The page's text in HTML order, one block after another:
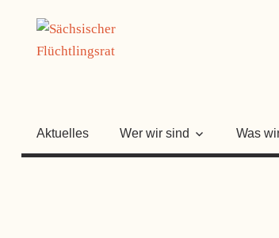
springen
Aktuelles Wer wir sind Was